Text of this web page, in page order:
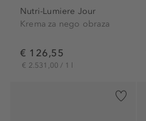
Nutri-Lumiere Jour
Krema za nego obraza
€ 126,55
€ 2.531,00 / 1 l